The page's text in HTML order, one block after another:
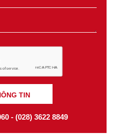
TIN
- (028) 3622 8849